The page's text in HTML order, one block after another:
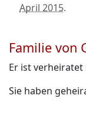
April 2015.
Familie von
Er ist
Sie haben